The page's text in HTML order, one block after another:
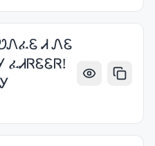
Ꮧ ᏁᏋ
ፈᏗᏒᏋᏋᏒ!